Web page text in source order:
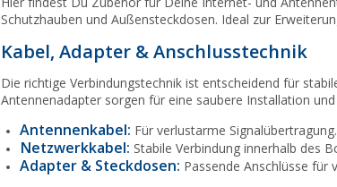
Schutzhauben und Außensteckdosen. Ideal zur
Kabel, Adapter & Anschlusstechnik
Die richtige Verbindungstechnik ist entscheidend für
Antennenadapter sorgen für eine saubere Installation
Antennenkabel: Für verlustarme Signalübertragung.
Netzwerkkabel: Stabile Verbindung innerhalb des
Adapter & Steckdosen: Passende Anschlüsse für